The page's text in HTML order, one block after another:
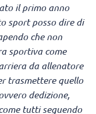
il primo anno
sport posso dire di
che non
sportiva come
da allenatore
trasmettere quello
dedizione,
tutti seguendo